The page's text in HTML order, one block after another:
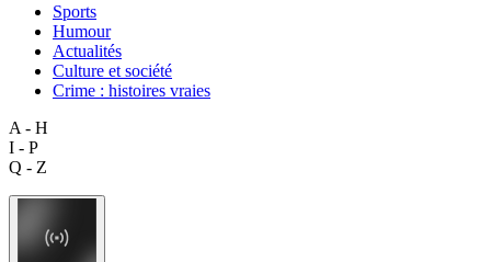
Sports
Humour
Actualités
Culture et société
Crime : histoires vraies
A - H
I - P
Q - Z